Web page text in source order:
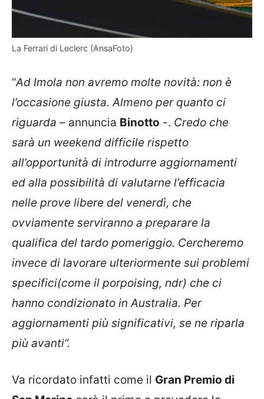
La Ferrari di Leclerc (AnsaFoto)
“Ad Imola non avremo molte novità: non è
l’occasione giusta. Almeno per quanto ci
riguarda – annuncia Binotto -. Credo che
sarà un weekend difficile rispetto
all’opportunità di introdurre aggiornamenti
ed alla possibilità di valutarne l’efficacia
nelle prove libere del venerdì, che
ovviamente serviranno a preparare la
qualifica del tardo pomeriggio. Cercheremo
invece di lavorare ulteriormente sui problemi
specifici(come il porpoising, ndr) che ci
hanno condizionato in Australia. Per
aggiornamenti più significativi, se ne riparla
più avanti”.
Va ricordato infatti come il Gran Premio di